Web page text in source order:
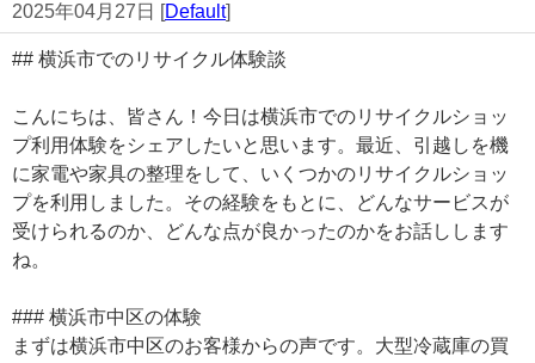
2025年04月27日 [Default]
## 横浜市でのリサイクル体験談
こんにちは、皆さん！今日は横浜市でのリサイクルショッ
プ利用体験をシェアしたいと思います。最近、引越しを機
に家電や家具の整理をして、いくつかのリサイクルショッ
プを利用しました。その経験をもとに、どんなサービスが
受けられるのか、どんな点が良かったのかをお話しします
ね。
### 横浜市中区の体験
まずは横浜市中区のお客様からの声です。大型冷蔵庫の買